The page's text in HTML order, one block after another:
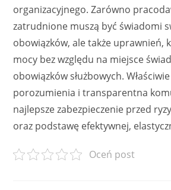
organizacyjnego. Zarówno
zatrudnione muszą być świadomi
obowiązków, ale także uprawnień,
mocy bez względu na miejsce
obowiązków służbowych.
porozumienia i transparentna
najlepsze zabezpieczenie przed
oraz podstawę efektywnej,
Oceń post